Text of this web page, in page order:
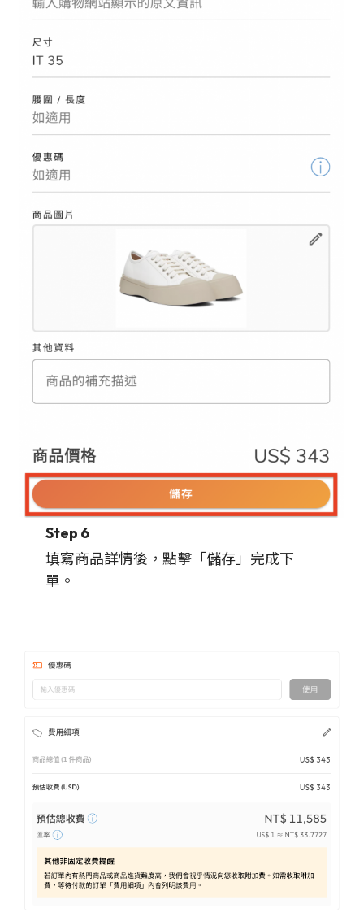
Step 6
填寫商品詳情後，點擊「儲存」完成下
單。